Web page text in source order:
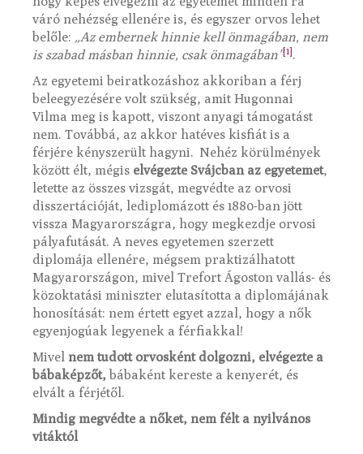
váró nehézség ellenére is, és egyszer orvos lehet
belőle: „Az embernek hinnie kell önmagában, nem
is szabad másban hinnie, csak önmagában”[1].
Az egyetemi beiratkozáshoz akkoriban a férj
beleegyezésére volt szükség, amit Hugonnai
Vilma meg is kapott, viszont anyagi támogatást
nem. Továbbá, az akkor hatéves kisfiát is a
férjére kényszerült hagyni. Nehéz körülmények
között élt, mégis elvégezte Svájcban az egyetemet,
letette az összes vizsgát, megvédte az orvosi
disszertációját, lediplomázott és 1880-ban jött
vissza Magyarországra, hogy megkezdje orvosi
pályafutását. A neves egyetemen szerzett
diplomája ellenére, mégsem praktizálhatott
Magyarországon, mivel Trefort Ágoston vallás- és
közoktatási miniszter elutasította a diplomájának
honosítását: nem értett egyet azzal, hogy a nők
egyenjogúak legyenek a férfiakkal!
Mivel nem tudott orvosként dolgozni, elvégezte a
bábaképzőt, bábaként kereste a kenyerét, és
elvált a férjétől.
Mindig megvédte a nőket, nem félt a nyilvános
vitáktól